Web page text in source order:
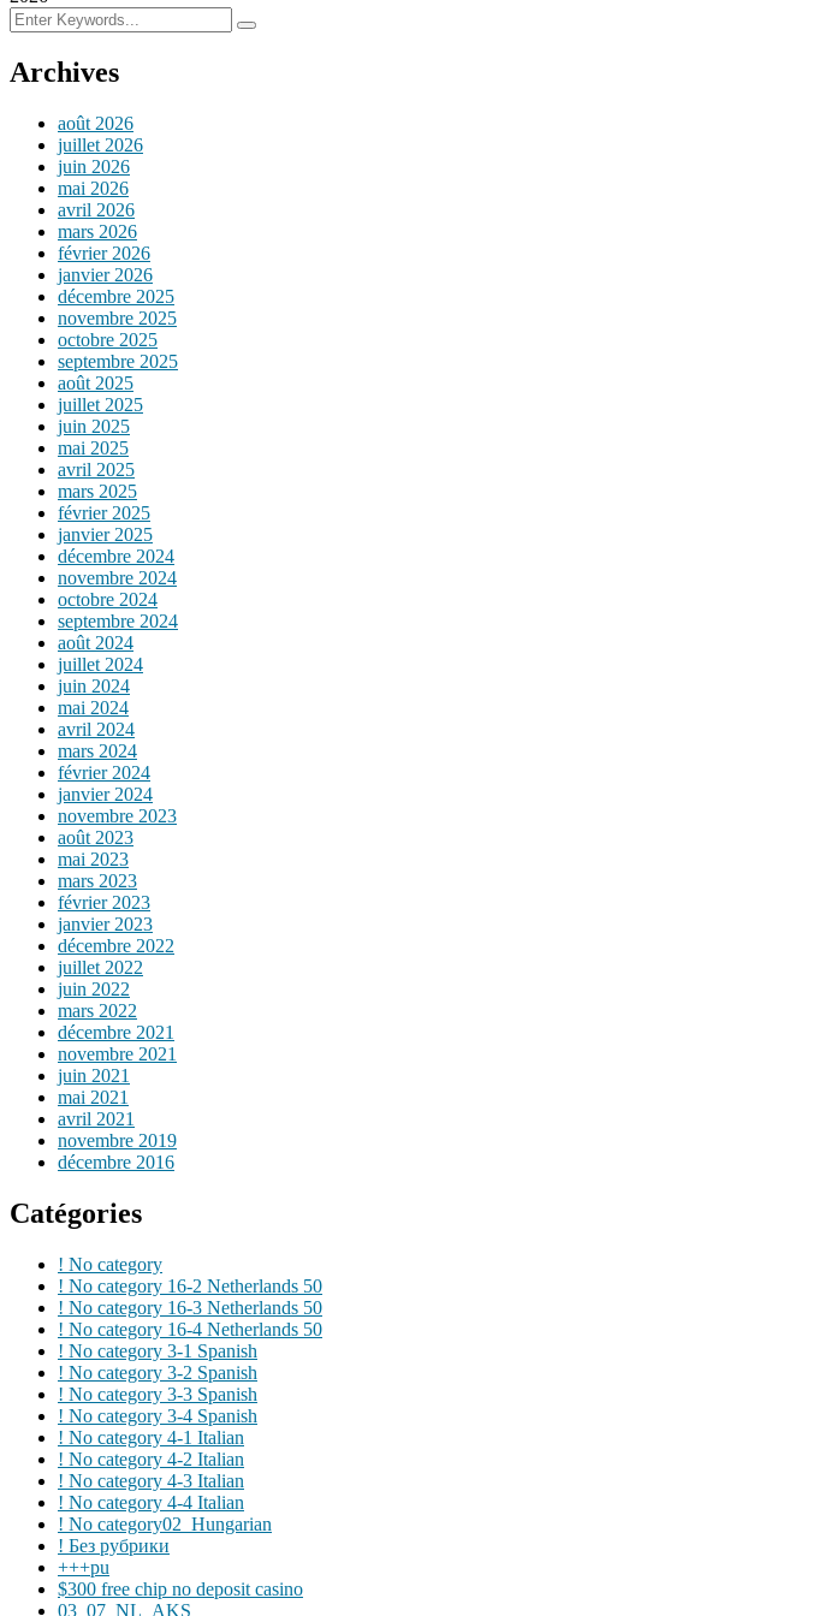
Archives
août 2026
juillet 2026
juin 2026
mai 2026
avril 2026
mars 2026
février 2026
janvier 2026
décembre 2025
novembre 2025
octobre 2025
septembre 2025
août 2025
juillet 2025
juin 2025
mai 2025
avril 2025
mars 2025
février 2025
janvier 2025
décembre 2024
novembre 2024
octobre 2024
septembre 2024
août 2024
juillet 2024
juin 2024
mai 2024
avril 2024
mars 2024
février 2024
janvier 2024
novembre 2023
août 2023
mai 2023
mars 2023
février 2023
janvier 2023
décembre 2022
juillet 2022
juin 2022
mars 2022
décembre 2021
novembre 2021
juin 2021
mai 2021
avril 2021
novembre 2019
décembre 2016
Catégories
! No category
! No category 16-2 Netherlands 50
! No category 16-3 Netherlands 50
! No category 16-4 Netherlands 50
! No category 3-1 Spanish
! No category 3-2 Spanish
! No category 3-3 Spanish
! No category 3-4 Spanish
! No category 4-1 Italian
! No category 4-2 Italian
! No category 4-3 Italian
! No category 4-4 Italian
! No category02_Hungarian
! Без рубрики
+++pu
$300 free chip no deposit casino
03_07_NL_AKS